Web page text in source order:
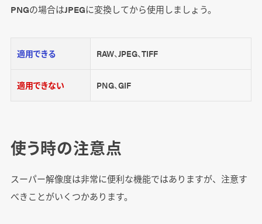
PNGの場合はJPEGに変換してから使用しましょう。
適用できる RAW、JPEG、TIFF
適用できない PNG、GIF
使う時の注意点
スーパー解像度は非常に便利な機能ではありますが、注意す
べきことがいくつかあります。